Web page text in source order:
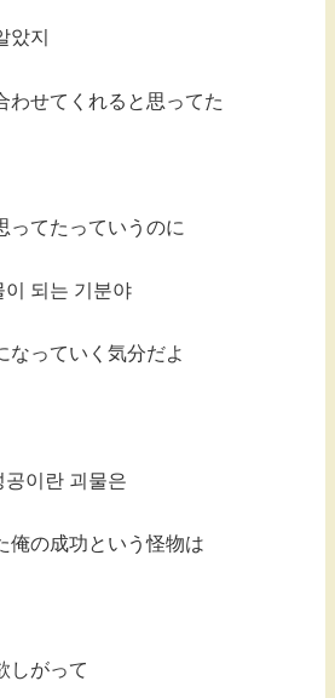
았지
わせてくれると思ってた
てたっていうのに
이 되는 기분야
なっていく気分だよ
공이란 괴물은
俺の成功という怪物は
しがって